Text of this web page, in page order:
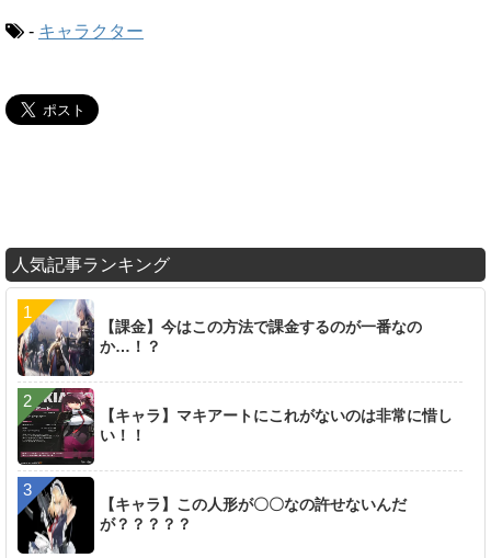
- キャラクター
人気記事ランキング
【課金】今はこの方法で課金するのが一番なの
か…！？
【キャラ】マキアートにこれがないのは非常に惜し
い！！
【キャラ】この人形が〇〇なの許せないんだ
が？？？？？